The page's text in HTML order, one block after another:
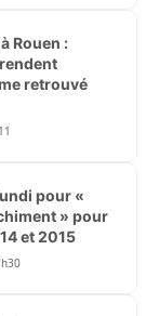
Rouen :
retrouvé
pour «
» pour
et 2015